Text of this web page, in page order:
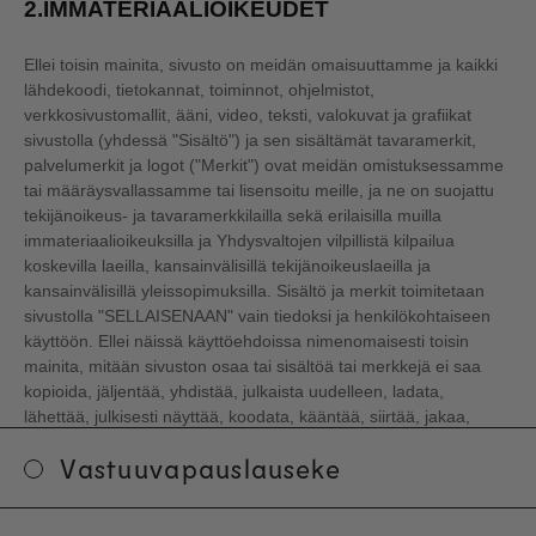
2.IMMATERIAALIOIKEUDET
Ellei toisin mainita, sivusto on meidän omaisuuttamme ja kaikki
lähdekoodi, tietokannat, toiminnot, ohjelmistot,
verkkosivustomallit, ääni, video, teksti, valokuvat ja grafiikat
sivustolla (yhdessä "Sisältö") ja sen sisältämät tavaramerkit,
palvelumerkit ja logot ("Merkit") ovat meidän omistuksessamme
tai määräysvallassamme tai lisensoitu meille, ja ne on suojattu
tekijänoikeus- ja tavaramerkkilailla sekä erilaisilla muilla
immateriaalioikeuksilla ja Yhdysvaltojen vilpillistä kilpailua
koskevilla laeilla, kansainvälisillä tekijänoikeuslaeilla ja
kansainvälisillä yleissopimuksilla. Sisältö ja merkit toimitetaan
sivustolla "SELLAISENAAN" vain tiedoksi ja henkilökohtaiseen
käyttöön. Ellei näissä käyttöehdoissa nimenomaisesti toisin
mainita, mitään sivuston osaa tai sisältöä tai merkkejä ei saa
kopioida, jäljentää, yhdistää, julkaista uudelleen, ladata,
lähettää, julkisesti näyttää, koodata, kääntää, siirtää, jakaa,
tarkoitukseen ilman nimenomaista kirjallista lupaamme.
Vastuuvapauslauseke